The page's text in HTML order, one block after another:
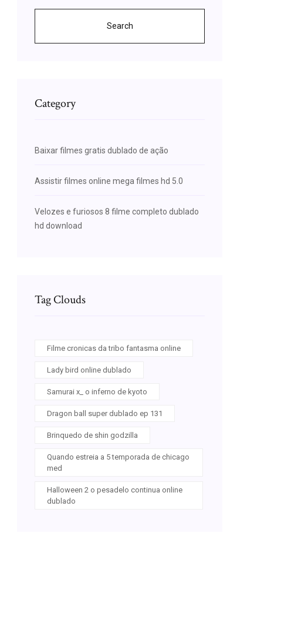
Search
Category
Baixar filmes gratis dublado de ação
Assistir filmes online mega filmes hd 5.0
Velozes e furiosos 8 filme completo dublado
hd download
Tag Clouds
Filme cronicas da tribo fantasma online
Lady bird online dublado
Samurai x_ o inferno de kyoto
Dragon ball super dublado ep 131
Brinquedo de shin godzilla
Quando estreia a 5 temporada de chicago
med
Halloween 2 o pesadelo continua online
dublado